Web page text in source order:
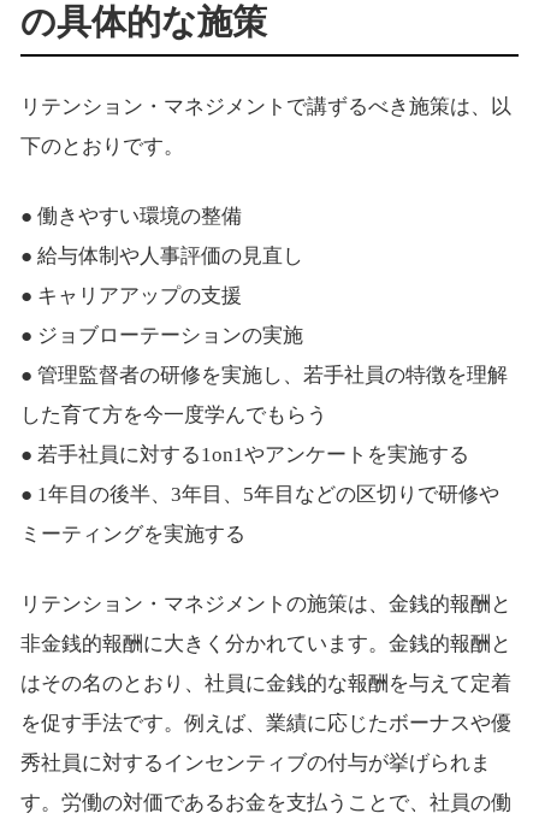
の具体的な施策
リテンション・マネジメントで講ずるべき施策は、以
下のとおりです。
● 働きやすい環境の整備
● 給与体制や人事評価の見直し
● キャリアアップの支援
● ジョブローテーションの実施
● 管理監督者の研修を実施し、若手社員の特徴を理解
した育て方を今一度学んでもらう
● 若手社員に対する1on1やアンケートを実施する
● 1年目の後半、3年目、5年目などの区切りで研修や
ミーティングを実施する
リテンション・マネジメントの施策は、金銭的報酬と
非金銭的報酬に大きく分かれています。金銭的報酬と
はその名のとおり、社員に金銭的な報酬を与えて定着
を促す手法です。例えば、業績に応じたボーナスや優
秀社員に対するインセンティブの付与が挙げられま
す。労働の対価であるお金を支払うことで、社員の働